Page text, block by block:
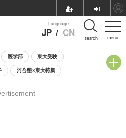
menu
Language
JP / CN search
医学部 東大受験
河合塾×東大特集
校説明会・相談会